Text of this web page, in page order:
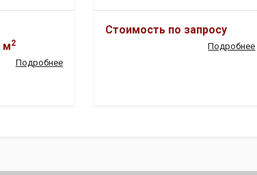
м2
Подробнее
Стоимость по запросу
Подробнее